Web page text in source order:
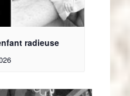
radieuse